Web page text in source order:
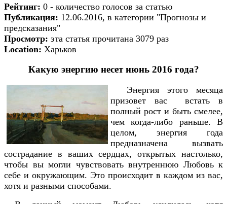
Рейтинг: 0 - количество голосов за статью
Публикация: 12.06.2016, в категории "Прогнозы и
предсказания"
Просмотр: эта статья прочитана 3079 раз
Location: Харьков
Какую энергию несет июнь 2016 года?
Энергия этого месяца
призовет вас встать в
полный рост и быть смелее,
чем когда-либо раньше. В
целом, энергия года
предназначена вызвать
сострадание в ваших сердцах, открытых настолько,
чтобы вы могли чувствовать внутреннюю Любовь к
себе и окружающим. Это происходит в каждом из вас,
хотя и разными способами.